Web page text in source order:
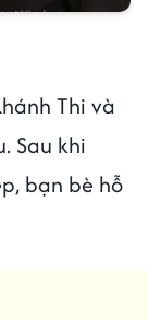
Thi và
Sau khi
bạn bè hỗ